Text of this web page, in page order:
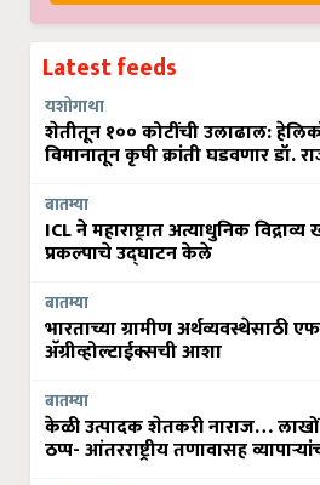
Latest feeds
यशोगाथा
शेतीतून १०० कोटींची उलाढाल:
विमानातून कृषी क्रांती घडवणार डॉ.
बातम्या
ICL ने महाराष्ट्रात अत्याधुनिक
प्रकल्पाचे उद्घाटन केले
बातम्या
भारताच्या ग्रामीण अर्थव्यवस्थेसाठी
अ‍ॅग्रीव्होल्टाईक्सची आशा
बातम्या
केळी उत्पादक शेतकरी नाराज…
ठप्प- आंतरराष्ट्रीय तणावासह